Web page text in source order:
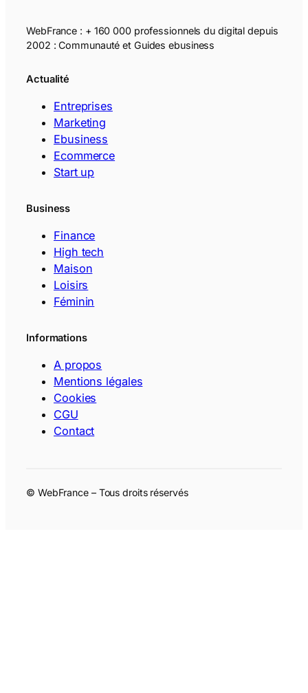
WebFrance : + 160 000 professionnels du digital depuis
2002 : Communauté et Guides ebusiness
Actualité
Entreprises
Marketing
Ebusiness
Ecommerce
Start up
Business
Finance
High tech
Maison
Loisirs
Féminin
Informations
A propos
Mentions légales
Cookies
CGU
Contact
© WebFrance – Tous droits réservés